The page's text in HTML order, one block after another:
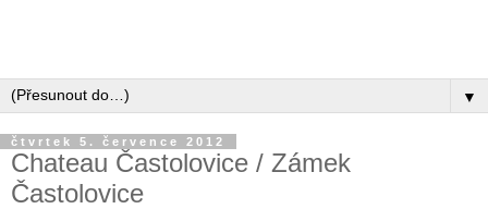
▼
čtvrtek 5. července 2012
Chateau Častolovice / Zámek
Častolovice